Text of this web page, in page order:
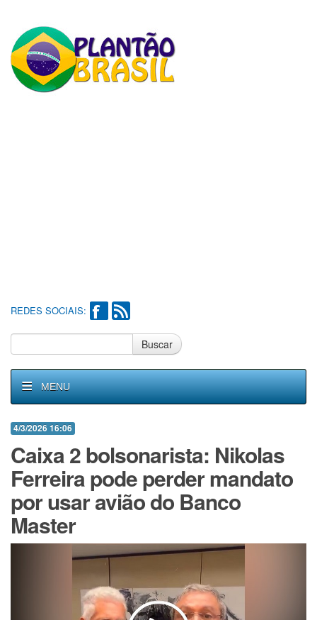
REDES SOCIAIS:
Buscar
MENU
4/3/2026 16:06
Caixa 2 bolsonarista: Nikolas
Ferreira pode perder mandato
por usar avião do Banco
Master